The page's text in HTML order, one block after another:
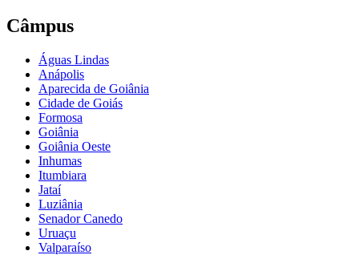
Câmpus
Águas Lindas
Anápolis
Aparecida de Goiânia
Cidade de Goiás
Formosa
Goiânia
Goiânia Oeste
Inhumas
Itumbiara
Jataí
Luziânia
Senador Canedo
Uruaçu
Valparaíso